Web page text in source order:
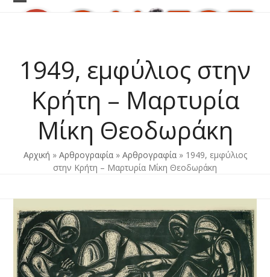
Skip
Open
Close
1949, εμφύλιος στην
Κρήτη – Μαρτυρία
Μίκη Θεοδωράκη
Αρχική » Αρθρογραφία» Αρθρογραφία» 1949, εμφύλιος
στην Κρήτη – Μαρτυρία Μίκη Θεοδωράκη